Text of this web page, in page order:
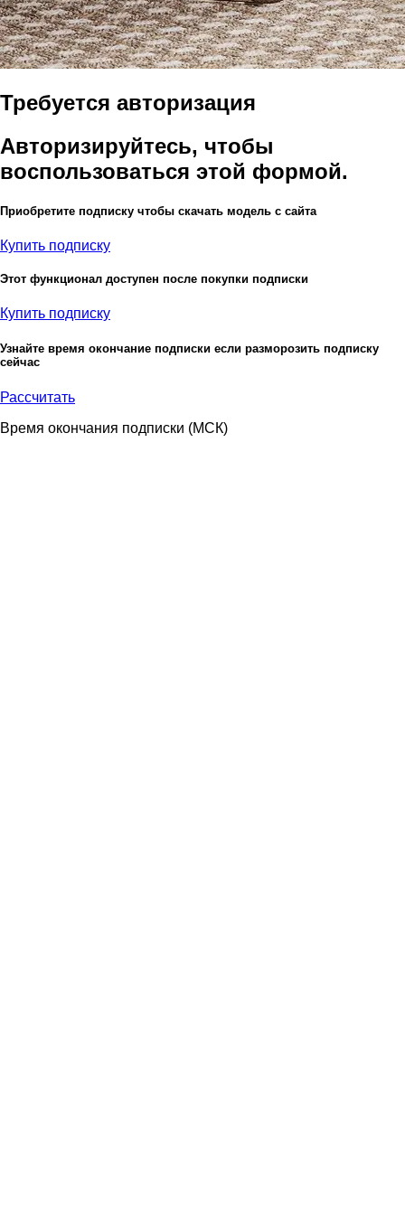
Требуется авторизация
Авторизируйтесь, чтобы
воспользоваться этой формой.
Приобретите подписку чтобы скачать модель с сайта
Купить подписку
Этот функционал доступен после покупки подписки
Купить подписку
Узнайте время окончание подписки если разморозить подписку
сейчас
Рассчитать
Время окончания подписки (МСК)